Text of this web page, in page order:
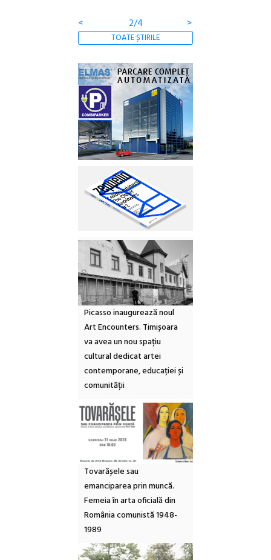
<
2/4 >
TOATE ȘTIRILE
Picasso inaugurează noul
Art Encounters. Timișoara
va avea un nou spațiu
cultural dedicat artei
contemporane, educației și
comunității
Tovarășele sau
emanciparea prin muncă.
Femeia în arta oficială din
România comunistă 1948-
1989